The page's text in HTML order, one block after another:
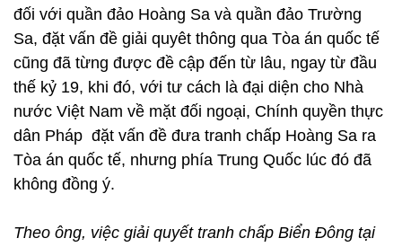
đối với quần đảo Hoàng Sa và quần đảo Trường
Sa, đặt vấn đề giải quyêt thông qua Tòa án quốc tế
cũng đã từng được đề cập đến từ lâu, ngay từ đầu
thế kỷ 19, khi đó, với tư cách là đại diện cho Nhà
nước Việt Nam về mặt đối ngoại, Chính quyền thực
dân Pháp đặt vấn đề đưa tranh chấp Hoàng Sa ra
Tòa án quốc tế, nhưng phía Trung Quốc lúc đó đã
không đồng ý.
Theo ông, việc giải quyết tranh chấp Biển Đông tại